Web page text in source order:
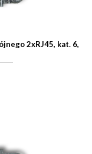
2xRJ45, kat. 6,